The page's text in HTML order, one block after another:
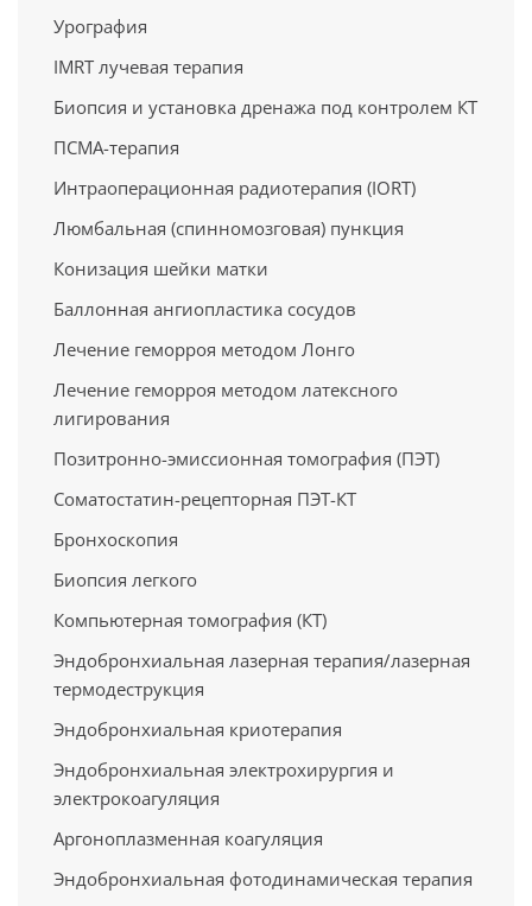
Урография
IMRT лучевая терапия
Биопсия и установка дренажа под контролем КТ
ПСМА-терапия
Интраоперационная радиотерапия (IORT)
Люмбальная (спинномозговая) пункция
Конизация шейки матки
Баллонная ангиопластика сосудов
Лечение геморроя методом Лонго
Лечение геморроя методом латексного
лигирования
Позитронно-эмиссионная томография (ПЭТ)
Cоматостатин-рецепторная ПЭТ-КТ
Бронхоскопия
Биопсия легкого
Компьютерная томография (КТ)
Эндобронхиальная лазерная терапия/лазерная
термодеструкция
Эндобронхиальная криотерапия
Эндобронхиальная электрохирургия и
электрокоагуляция
Аргоноплазменная коагуляция
Эндобронхиальная фотодинамическая терапия